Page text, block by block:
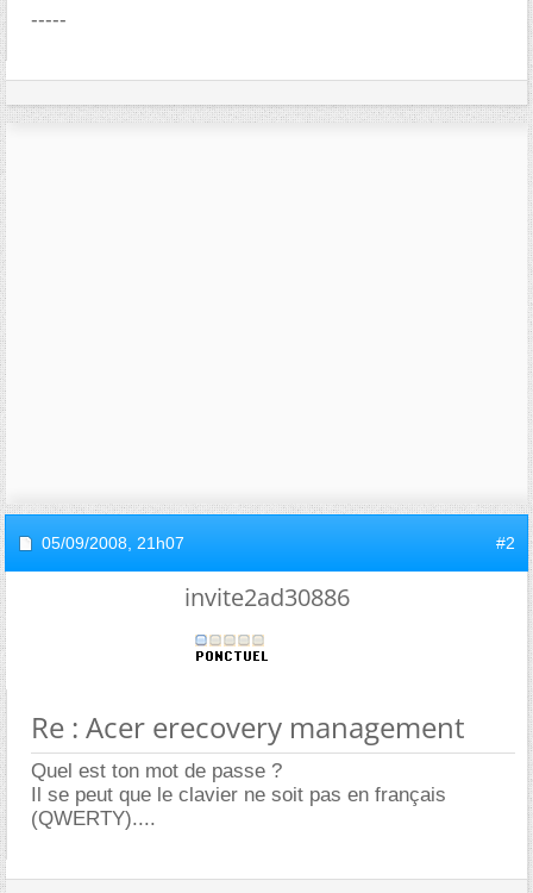
-----
05/09/2008, 21h07 #2
invite2ad30886
Re : Acer erecovery management
Quel est ton mot de passe ?
Il se peut que le clavier ne soit pas en français
(QWERTY)....